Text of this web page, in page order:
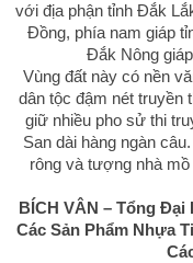
với địa phận tỉnh Đắk
Đồng, phía nam giáp
Đắk Nông
Vùng đất này có nền
dân tộc đậm nét truyền
giữ nhiều pho sử thi
San dài hàng ngàn
rông và tượng nhà
BÍCH VÂN – Tổng Đại
Các Sản Phẩm Nhựa